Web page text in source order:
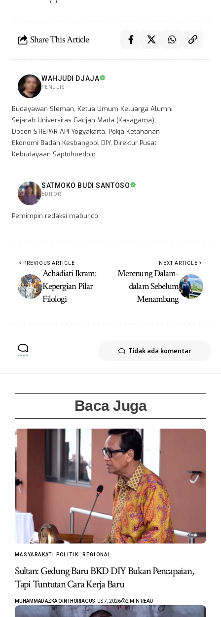
Share This Article
WAHJUDI DJAJA
PENULIS
Budayawan Sleman, Ketua Umum Keluarga Alumni
Sejarah Universitas Gadjah Mada (Kasagama),
Dosen STIEPAR API Yogyakarta, Pokja Ketahanan
Ekonomi Badan Kesbangpol DIY, Direktur Pusat
Kebudayaan Saptohoedojo
SATMOKO BUDI SANTOSO
EDITOR
Pemimpin redaksi mabur.co
PREVIOUS ARTICLE
Achadiati Ikram:
Kepergian Pilar
Filologi
NEXT ARTICLE
Merenung Dalam-
dalam Sebelum
Menambang
Tidak ada komentar
Baca Juga
MASYARAKAT POLITIK REGIONAL
Sultan: Gedung Baru BKD DIY Bukan Pencapaian,
Tapi Tuntutan Cara Kerja Baru
MUHAMMAD AZKA QINTHORI AGUSTUS 7, 2026 2 MIN READ